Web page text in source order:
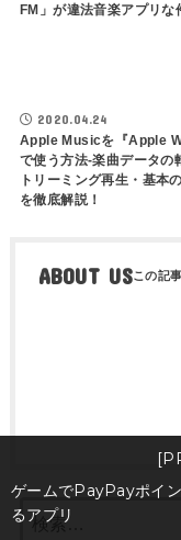
FM」が違法音楽アプリな
2020.04.24
Apple Musicを『Apple
で使う方法-楽曲データの
トリーミング再生・基本
を徹底解説！
ABOUT US
ゲームでPayPayポイ
るアプリ